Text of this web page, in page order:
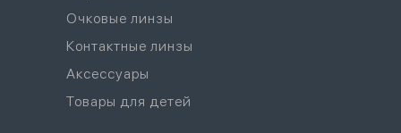
Очковые линзы
Контактные линзы
Аксессуары
Товары для детей